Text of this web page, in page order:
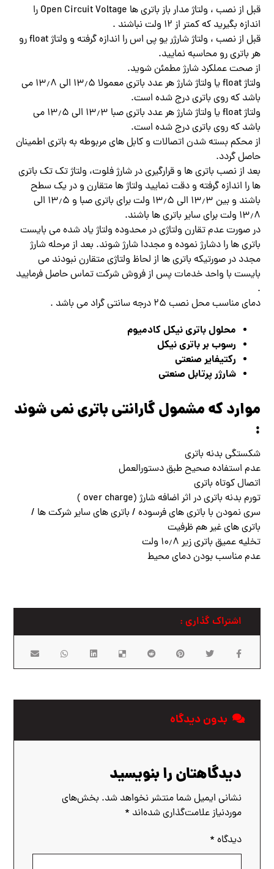
قبل از نصب ، ولتاژ مدار باز باتری ها Open Circuit Voltage را
اندازه بگیرید که کمتر از ۱۲ ولت نباشند .
قبل از نصب ، ولتاژ شارژر یو پی اس را اندازه گرفته و ولتاژ float رو
هر باتری رو محاسبه نمایید.
از صحت عملکرد شارژ مطمئن شوید.
ولتاژ float یا ولتاژ شارژ هر عدد باتری معمولا ۱۳٫۵ الی ۱۳٫۸ می
باشد که روی باتری درج شده است.
ولتاژ float یا ولتاژ شارژ هر عدد باتری صبا ۱۳٫۳ الی ۱۳٫۵ می
باشد که روی باتری درج شده است.
از محکم بسته شدن اتصالات و کابل های مربوطه به باتری اطمینان
حاصل گردد.
بعد از نصب باتری ها و قرارگیری در شارژ فلوت، ولتاژ تک تک باتری
ها را اندازه گرفته و دقت نمایید ولتاژ ها متقارن و در یک سطح
باشند و بین ۱۳٫۳ الی ۱۳٫۵ ولت برای باتری صبا و ۱۳٫۵ الی
۱۳٫۸ ولت برای سایر باتری ها باشند.
در صورت عدم تقارن ولتاژی در محدوده ولتاژ یاد شده می بایست
باتری ها را دشارژ نموده و مجددا شارژ شوند. بعد از مرحله شارژ
مجدد در صورتیکه باتری ها از لحاظ ولتاژی متقارن نبودند می
بایست با واحد خدمات پس از فروش شرکت تماس حاصل فرمایید
.
دمای مناسب محل نصب ۲۵ درجه سانتی گراد می باشد .
محلول باتری نیکل کادمیوم
رسوب بر باتری نیکل
رکتیفایر صنعتی
شارژر پرتابل صنعتی
موارد که مشمول گارانتی باتری نمی شوند
:
شکستگی بدنه باتری
عدم استفاده صحیح طبق دستورالعمل
اتصال کوتاه باتری
تورم بدنه باتری در اثر اضافه شارژ (over charge )
سری نمودن با باتری های فرسوده / باتری های سایر شرکت ها /
باتری های غیر هم ظرفیت
تخلیه عمیق باتری زیر ۱۰٫۸ ولت
عدم مناسب بودن دمای محیط
بدون دیدگاه
دیدگاهتان را بنویسید
نشانی ایمیل شما منتشر نخواهد شد. بخش‌های
موردنیاز علامت‌گذاری شده‌اند *
دیدگاه *